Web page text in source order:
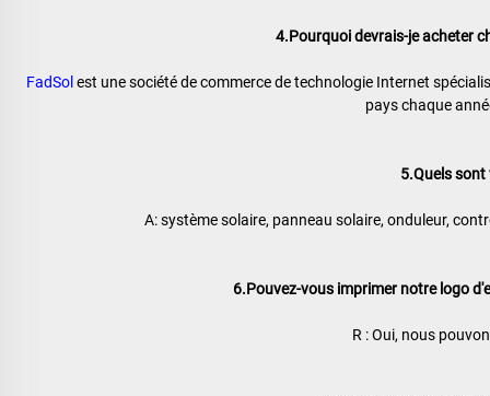
4.Pourquoi devrais-je acheter
FadSol est une société de commerce de technologie Internet
pays chaque
5.Quels
A: système solaire, panneau solaire, onduleur,
6.Pouvez-vous imprimer notre logo
R : Oui, nous